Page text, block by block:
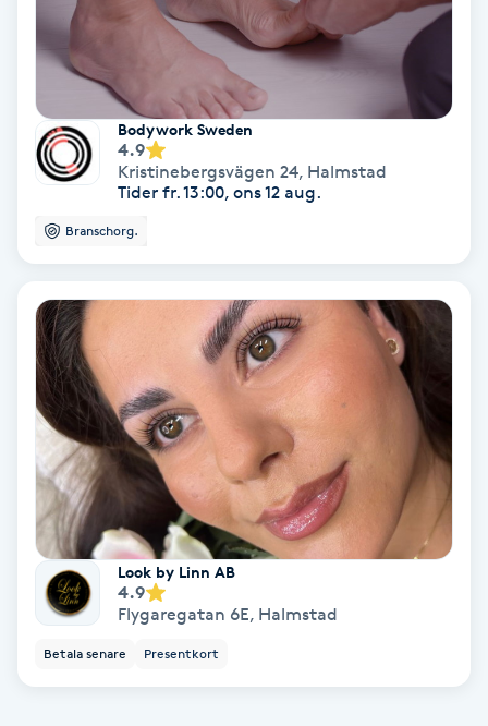
Spa-pedikyr
Spraytan
Stylist
Svensk massage
Svettbehandling
Tuina-massage
Taktil massage
Tandblekning
Tandläkare
Tatuering
Bodywork Sweden
4.9
Kristinebergsvägen 24, Halmstad
Tider fr. 13:00, ons 12 aug.
Branschorg.
Look by Linn AB
4.9
Flygaregatan 6E, Halmstad
Betala senare Presentkort